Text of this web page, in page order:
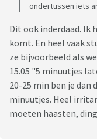
ondertussen iets
Dit ook inderdaad. Ik
komt. En heel vaak
ze bijvoorbeeld als
15.05 "5 minuutjes
20-25 min ben je dan
minuutjes. Heel
moeten haasten,